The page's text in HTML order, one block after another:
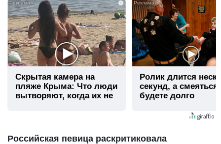
i
Скрытая камера на
пляже Крыма: Что люди
вытворяют, когда их не
Ролик длится
секунд, а
будете долго
Российская певица раскритиковала